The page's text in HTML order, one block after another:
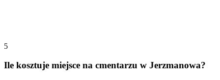
5
Ile kosztuje miejsce na cmentarzu w Jerzmanowa?